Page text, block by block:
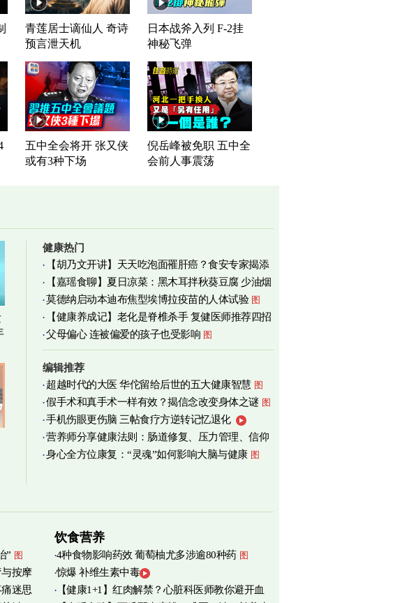
青莲居士谪仙人 奇诗
预言泄天机
日本战斧入列 F-2挂
神秘飞弹
五中全会将开 张又侠
或有3种下场
倪岳峰被免职 五中全
会前人事震荡
健康热门
【胡乃文开讲】天天吃泡面罹肝癌？食安专家揭添
加物真相
【嘉瑶食聊】夏日凉菜：黑木耳拌秋葵豆腐 少油烟
清爽养心 图
莫德纳启动本迪布焦型埃博拉疫苗的人体试验 图
【健康养成记】老化是脊椎杀手 复健医师推荐四招
减缓
父母偏心 连被偏爱的孩子也受影响 图
编辑推荐
超越时代的大医 华佗留给后世的五大健康智慧 图
假手术和真手术一样有效？揭信念改变身体之谜 图
手机伤眼更伤脑 三帖食疗方逆转记忆退化
营养师分享健康法则：肠道修复、压力管理、信仰
实践 图
身心全方位康复：“灵魂”如何影响大脑与健康 图
” 图
按摩
迷思
饮食营养
4种食物影响药效 葡萄柚尤多涉逾80种药 图
惊爆 补维生素中毒
【健康1+1】红肉解禁？心脏科医师教你避开血